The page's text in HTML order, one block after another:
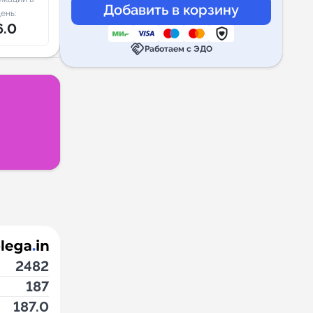
2482
187
187.0
handshakeРаботаем с ЭДО